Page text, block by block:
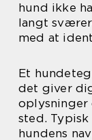
hund ikke
langt
med at
Et
det giver
sted.
hundens